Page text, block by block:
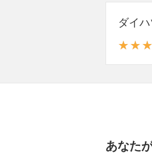
ダイハ
あなた